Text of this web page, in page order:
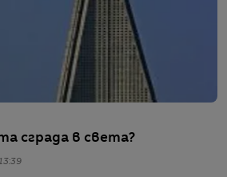
сграда в света?